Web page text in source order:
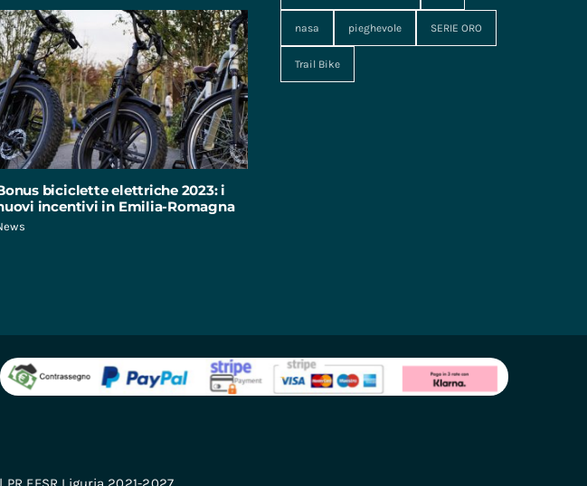
biciclette elettriche 2023: i
incentivi in Emilia-Romagna
nasa pieghevole SERIE ORO
Trail Bike